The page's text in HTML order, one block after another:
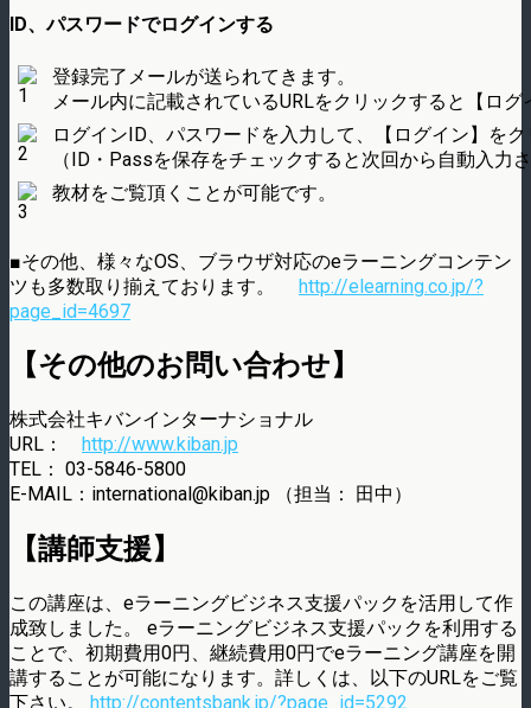
ID、パスワードでログインする
登録完了メールが送られてきます。
メール内に記載されているURLをクリックすると【ロ
ログインID、パスワードを入力して、【ログイン】を
（ID・Passを保存をチェックすると次回から自動入力
教材をご覧頂くことが可能です。
■その他、様々なOS、ブラウザ対応のeラーニングコンテン
ツも多数取り揃えております。 http://elearning.co.jp/?
page_id=4697
【その他のお問い合わせ】
株式会社キバンインターナショナル
URL： http://www.kiban.jp
TEL： 03-5846-5800
E-MAIL：international@kiban.jp （担当： 田中）
【講師支援】
この講座は、eラーニングビジネス支援パックを活用して作
成致しました。 eラーニングビジネス支援パックを利用する
ことで、初期費用0円、継続費用0円でeラーニング講座を開
講することが可能になります。詳しくは、以下のURLをご覧
下さい。
http://contentsbank.jp/?page_id=5292